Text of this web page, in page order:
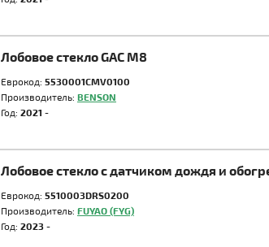
Лобовое стекло GAC M8
Еврокод: 5530001CMV0100
Производитель: BENSON
Год: 2021 -
Лобовое стекло с датчиком дождя и
Еврокод: 5510003DRS0200
Производитель: FUYAO (FYG)
Год: 2023 -